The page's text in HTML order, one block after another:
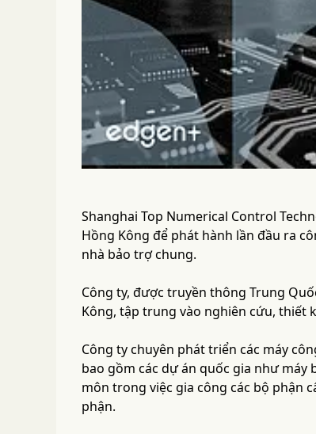
Shanghai Top Numerical Control
Hồng Kông để phát hành lần đầu ra
nhà bảo trợ chung.
Công ty, được truyền thông Trung
Kông, tập trung vào nghiên cứu, thiết
Công ty chuyên phát triển các máy
bao gồm các dự án quốc gia như máy
môn trong việc gia công các bộ phận
phận.